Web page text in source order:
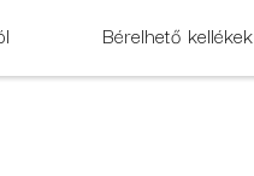
Bérelhető kellékek